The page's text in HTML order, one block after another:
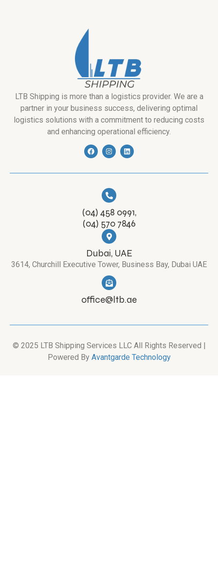
LTB Shipping is more than a logistics provider. We are a
partner in your business success, delivering optimal
logistics solutions with a commitment to reducing costs
and enhancing operational efficiency.
(04) 458 0991,
(04) 570 7846
Dubai, UAE
3614, Churchill Executive Tower, Business Bay, Dubai UAE
office@ltb.ae
© 2025 LTB Shipping Services LLC All Rights Reserved |
Powered ByAvantgarde Technology